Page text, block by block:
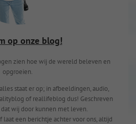
op onze blog!
zien hoe wij de wereld beleven en
opgroeien.
staat er op; in afbeeldingen, audio,
of reallifeblog dus! Geschreven
dat wij door kunnen met leven.
laat een berichtje achter voor ons, altijd